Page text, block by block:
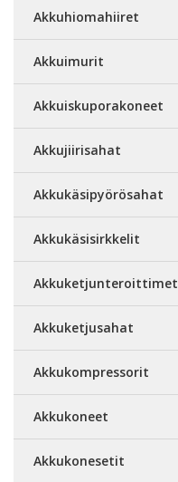
Akkuhiomahiiret
Akkuimurit
Akkuiskuporakoneet
Akkujiirisahat
Akkukäsipyörösahat
Akkukäsisirkkelit
Akkuketjunteroittimet
Akkuketjusahat
Akkukompressorit
Akkukoneet
Akkukonesetit